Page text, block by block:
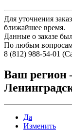
Для уточнения
ближайшее время.
Данные о заказе
По любым вопросам
8 (812) 988-54-01
Ваш
Да
Изменить